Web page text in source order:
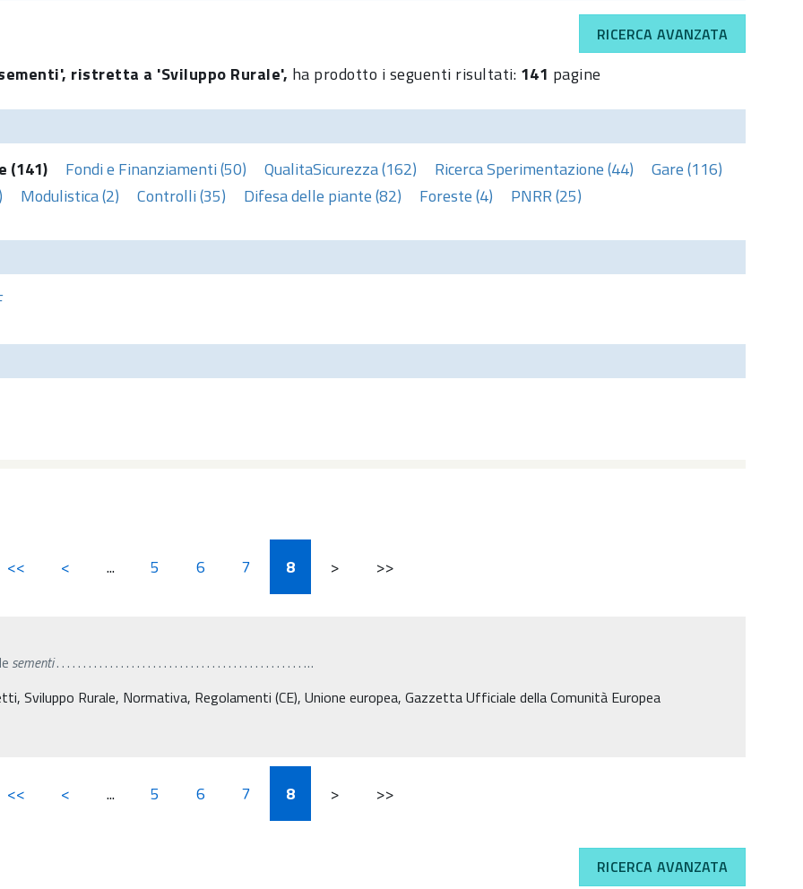
RICERCA AVANZATA
ristretta a 'Sviluppo Rurale', ha prodotto i seguenti risultati: 141 pagine
(141) Fondi e Finanziamenti (50) QualitaSicurezza (162) Ricerca Sperimentazione (44)
Gare (116)
Modulistica (2) Controlli (35) Difesa delle piante (82) Foreste (4) PNRR (25)
<< < ... 5 6 7 8 > >>
sementi. . . . . . . . . . . . . . . . . . . . . . . . . . . . . . . . . . . . . . . . . . . . . .…
Sviluppo Rurale, Normativa, Regolamenti (CE), Unione europea, Gazzetta Ufficiale della Comunità Europea
<< < ... 5 6 7 8 > >>
RICERCA AVANZATA